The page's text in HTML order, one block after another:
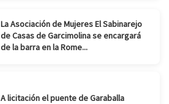
La Asociación de Mujeres El Sabinarejo
de Casas de Garcimolina se encargará
de la barra en la Rome...
A licitación el puente de Garaballa